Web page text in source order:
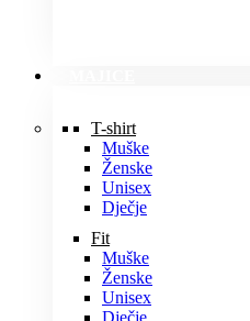
T-shirt
Muške
Ženske
Unisex
Dječje
Fit
Muške
Ženske
Unisex
Dječje